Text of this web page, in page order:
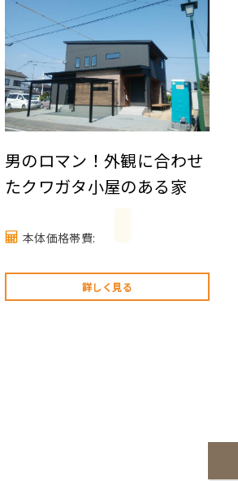
男のロマン！外観に合わせ
たクワガタ小屋のある家
本体価格帯費:
詳しく見る